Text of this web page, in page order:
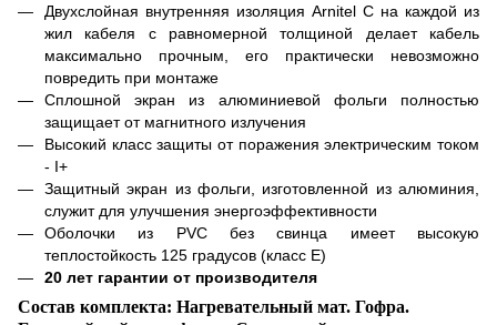
Двухслойная внутренняя изоляция Arnitel С на каждой из
жил кабеля с равномерной толщиной делает кабель
максимально прочным, его практически невозможно
повредить при монтаже
Сплошной экран из алюминиевой фольги полностью
защищает от магнитного излучения
Высокий класс защиты от поражения электрическим током
- I+
Защитный экран из фольги, изготовленной из алюминия,
служит для улучшения энергоэффективности
Оболочки из PVC без свинца имеет высокую
теплостойкость 125 градусов (класс Е)
20 лет гарантии от производителя
Состав комплекта: Нагревательный мат. Гофра.